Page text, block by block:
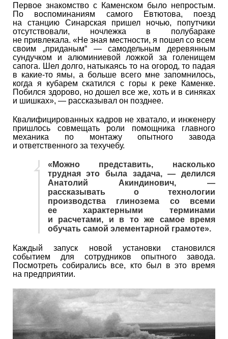
Первое знакомство с Каменском было непростым.
По воспоминаниям самого Евтютова, поезд
на станцию Синарская пришел ночью, попутчики
отсутствовали, ночлежка в полубараке
не привлекала. «Не зная местности, я пошел со всем
своим „приданым“ — самодельным деревянным
сундучком и алюминиевой ложкой за голенищем
сапога. Шел долго, натыкаясь то на огород, то падая
в какие-то ямы, а больше всего мне запомнилось,
когда я кубарем скатился с горы к реке Каменке.
Побился здорово, но дошел все же, хоть и в синяках
и шишках», — рассказывал он позднее.
Квалифицированных кадров не хватало, и инженеру
пришлось совмещать роли помощника главного
механика по монтажу опытного завода
и ответственного за техучебу.
«Можно представить, насколько
трудная это была задача, — делился
Анатолий Акиндинович, —
рассказывать о технологии
производства глинозема со всеми
ее характерными терминами
и расчетами, и в то же самое время
обучать самой элементарной грамоте».
Каждый запуск новой установки становился
событием для сотрудников опытного завода.
Посмотреть собирались все, кто был в это время
на предприятии.